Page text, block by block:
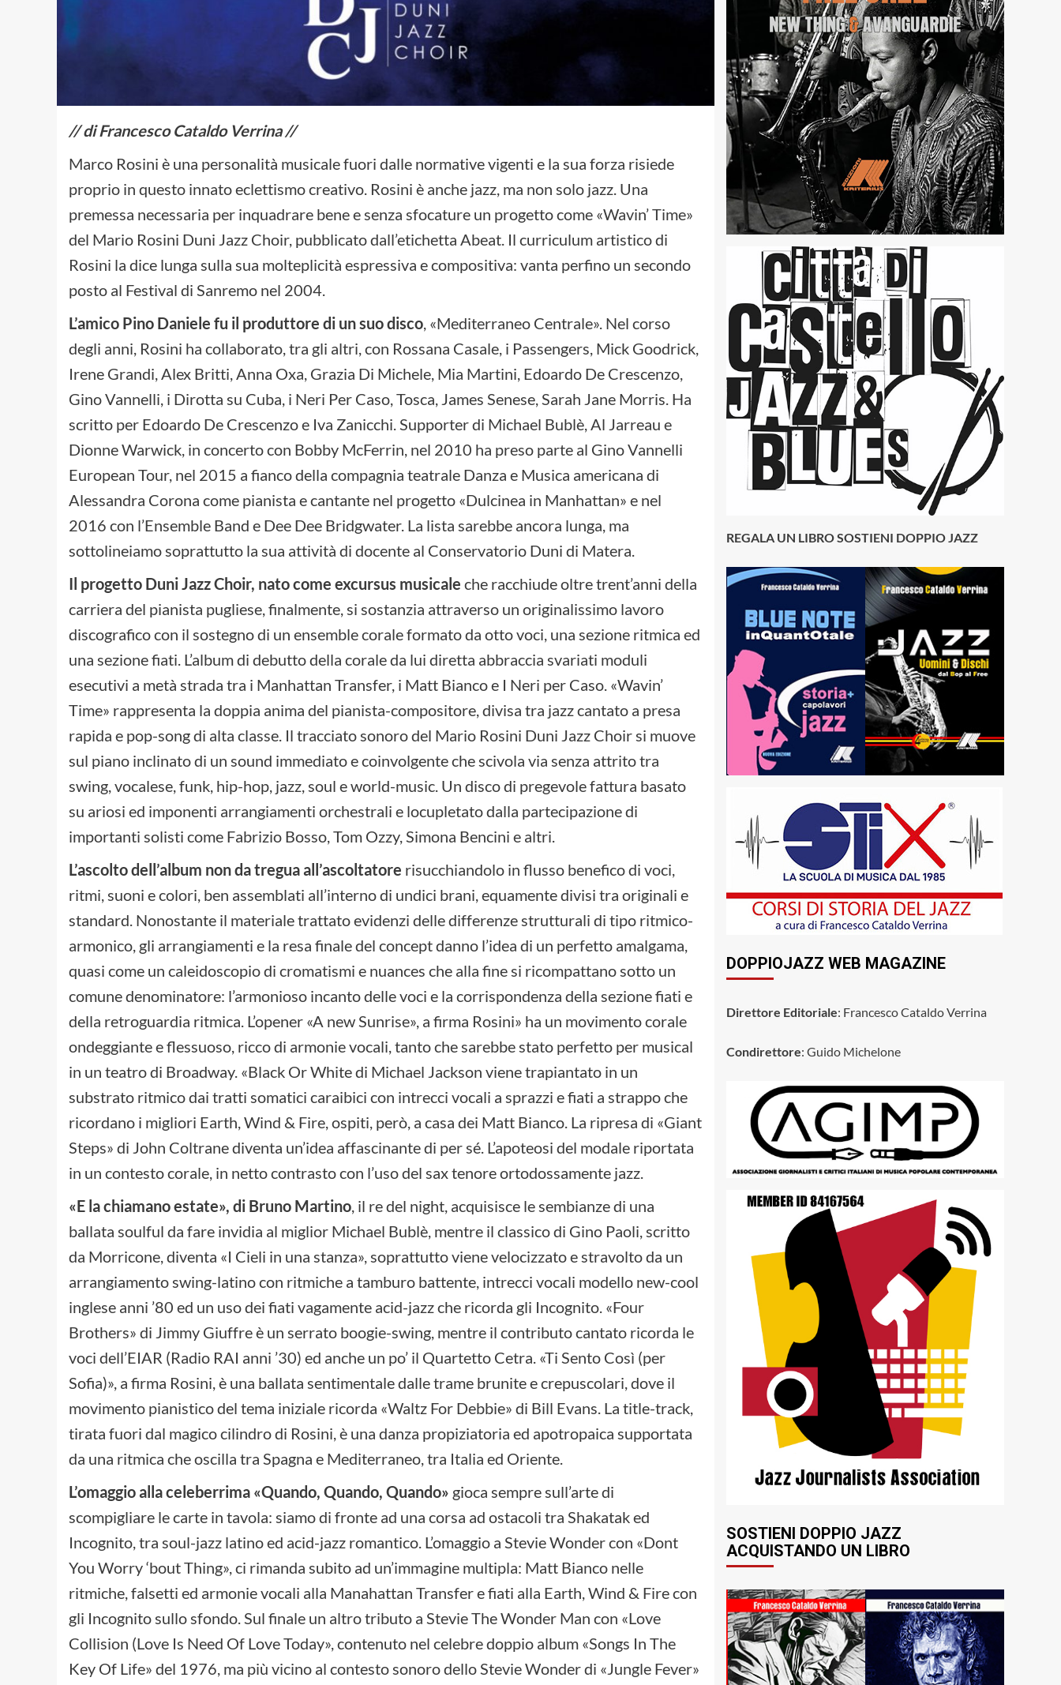
// di Francesco Cataldo Verrina //
Marco Rosini è una personalità musicale fuori dalle normative vigenti e la sua forza risiede
proprio in questo innato eclettismo creativo. Rosini è anche jazz, ma non solo jazz. Una
premessa necessaria per inquadrare bene e senza sfocature un progetto come «Wavin’ Time»
del Mario Rosini Duni Jazz Choir, pubblicato dall’etichetta Abeat. Il curriculum artistico di
Rosini la dice lunga sulla sua molteplicità espressiva e compositiva: vanta perfino un secondo
posto al Festival di Sanremo nel 2004.
L’amico Pino Daniele fu il produttore di un suo disco, «Mediterraneo Centrale». Nel corso
degli anni, Rosini ha collaborato, tra gli altri, con Rossana Casale, i Passengers, Mick Goodrick,
Irene Grandi, Alex Britti, Anna Oxa, Grazia Di Michele, Mia Martini, Edoardo De Crescenzo,
Gino Vannelli, i Dirotta su Cuba, i Neri Per Caso, Tosca, James Senese, Sarah Jane Morris. Ha
scritto per Edoardo De Crescenzo e Iva Zanicchi. Supporter di Michael Bublè, Al Jarreau e
Dionne Warwick, in concerto con Bobby McFerrin, nel 2010 ha preso parte al Gino Vannelli
European Tour, nel 2015 a fianco della compagnia teatrale Danza e Musica americana di
Alessandra Corona come pianista e cantante nel progetto «Dulcinea in Manhattan» e nel
2016 con l’Ensemble Band e Dee Dee Bridgwater. La lista sarebbe ancora lunga, ma
sottolineiamo soprattutto la sua attività di docente al Conservatorio Duni di Matera.
Il progetto Duni Jazz Choir, nato come excursus musicale che racchiude oltre trent’anni della
carriera del pianista pugliese, finalmente, si sostanzia attraverso un originalissimo lavoro
discografico con il sostegno di un ensemble corale formato da otto voci, una sezione ritmica ed
una sezione fiati. L’album di debutto della corale da lui diretta abbraccia svariati moduli
esecutivi a metà strada tra i Manhattan Transfer, i Matt Bianco e I Neri per Caso. «Wavin’
Time» rappresenta la doppia anima del pianista-compositore, divisa tra jazz cantato a presa
rapida e pop-song di alta classe. Il tracciato sonoro del Mario Rosini Duni Jazz Choir si muove
sul piano inclinato di un sound immediato e coinvolgente che scivola via senza attrito tra
swing, vocalese, funk, hip-hop, jazz, soul e world-music. Un disco di pregevole fattura basato
su ariosi ed imponenti arrangiamenti orchestrali e locupletato dalla partecipazione di
importanti solisti come Fabrizio Bosso, Tom Ozzy, Simona Bencini e altri.
L’ascolto dell’album non da tregua all’ascoltatore risucchiandolo in flusso benefico di voci,
ritmi, suoni e colori, ben assemblati all’interno di undici brani, equamente divisi tra originali e
standard. Nonostante il materiale trattato evidenzi delle differenze strutturali di tipo ritmico-
armonico, gli arrangiamenti e la resa finale del concept danno l’idea di un perfetto amalgama,
quasi come un caleidoscopio di cromatismi e nuances che alla fine si ricompattano sotto un
comune denominatore: l’armonioso incanto delle voci e la corrispondenza della sezione fiati e
della retroguardia ritmica. L’opener «A new Sunrise», a firma Rosini» ha un movimento corale
ondeggiante e flessuoso, ricco di armonie vocali, tanto che sarebbe stato perfetto per musical
in un teatro di Broadway. «Black Or White di Michael Jackson viene trapiantato in un
substrato ritmico dai tratti somatici caraibici con intrecci vocali a sprazzi e fiati a strappo che
ricordano i migliori Earth, Wind & Fire, ospiti, però, a casa dei Matt Bianco. La ripresa di «Giant
Steps» di John Coltrane diventa un’idea affascinante di per sé. L’apoteosi del modale riportata
in un contesto corale, in netto contrasto con l’uso del sax tenore ortodossamente jazz.
«E la chiamano estate», di Bruno Martino, il re del night, acquisisce le sembianze di una
ballata soulful da fare invidia al miglior Michael Bublè, mentre il classico di Gino Paoli, scritto
da Morricone, diventa «I Cieli in una stanza», soprattutto viene velocizzato e stravolto da un
arrangiamento swing-latino con ritmiche a tamburo battente, intrecci vocali modello new-cool
inglese anni ’80 ed un uso dei fiati vagamente acid-jazz che ricorda gli Incognito. «Four
Brothers» di Jimmy Giuffre è un serrato boogie-swing, mentre il contributo cantato ricorda le
voci dell’EIAR (Radio RAI anni ’30) ed anche un po’ il Quartetto Cetra. «Ti Sento Così (per
Sofia)», a firma Rosini, è una ballata sentimentale dalle trame brunite e crepuscolari, dove il
movimento pianistico del tema iniziale ricorda «Waltz For Debbie» di Bill Evans. La title-track,
tirata fuori dal magico cilindro di Rosini, è una danza propiziatoria ed apotropaica supportata
da una ritmica che oscilla tra Spagna e Mediterraneo, tra Italia ed Oriente.
L’omaggio alla celeberrima «Quando, Quando, Quando» gioca sempre sull’arte di
scompigliare le carte in tavola: siamo di fronte ad una corsa ad ostacoli tra Shakatak ed
Incognito, tra soul-jazz latino ed acid-jazz romantico. L’omaggio a Stevie Wonder con «Dont
You Worry ‘bout Thing», ci rimanda subito ad un’immagine multipla: Matt Bianco nelle
ritmiche, falsetti ed armonie vocali alla Manahattan Transfer e fiati alla Earth, Wind & Fire con
gli Incognito sullo sfondo. Sul finale un altro tributo a Stevie The Wonder Man con «Love
Collision (Love Is Need Of Love Today», contenuto nel celebre doppio album «Songs In The
Key Of Life» del 1976, ma più vicino al contesto sonoro dello Stevie Wonder di «Jungle Fever»
REGALA UN LIBRO SOSTIENI DOPPIO JAZZ
DOPPIOJAZZ WEB MAGAZINE
Direttore Editoriale: Francesco Cataldo Verrina
Condirettore: Guido Michelone
SOSTIENI DOPPIO JAZZ
ACQUISTANDO UN LIBRO